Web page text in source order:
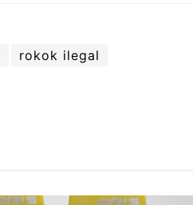
rokok ilegal